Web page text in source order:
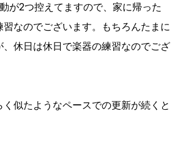
が2つ控えてますので、家に帰った
習なのでございます。もちろんたまに
休日は休日で楽器の練習なのでござ
似たようなペースでの更新が続くと